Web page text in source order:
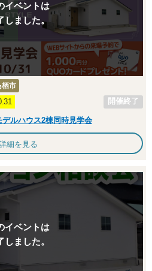
イベントは
しました。
栖市
開催終了
デルハウス2棟同時見学会
細を見る
イベントは
しました。